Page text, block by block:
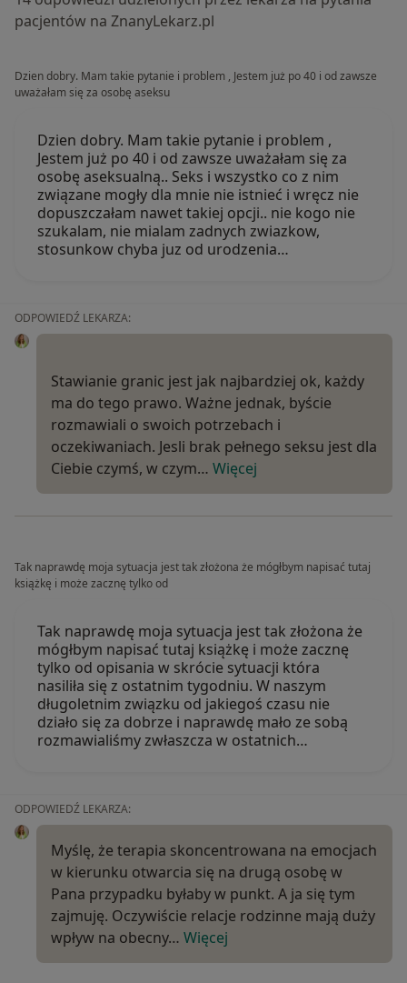
pacjentów na ZnanyLekarz.pl
Dzien dobry. Mam takie pytanie i problem , Jestem już po 40 i od zawsze
uważałam się za osobę aseksu
Dzien dobry. Mam takie pytanie i problem ,
Jestem już po 40 i od zawsze uważałam się za
osobę aseksualną.. Seks i wszystko co z nim
związane mogły dla mnie nie istnieć i wręcz nie
dopuszczałam nawet takiej opcji.. nie kogo nie
szukalam, nie mialam zadnych zwiazkow,
stosunkow chyba juz od urodzenia…
ODPOWIEDŹ LEKARZA:
Stawianie granic jest jak najbardziej ok, każdy
ma do tego prawo. Ważne jednak, byście
rozmawiali o swoich potrzebach i
oczekiwaniach. Jesli brak pełnego seksu jest dla
Ciebie czymś, w czym… Więcej
Tak naprawdę moja sytuacja jest tak złożona że mógłbym napisać tutaj
książkę i może zacznę tylko od
Tak naprawdę moja sytuacja jest tak złożona że
mógłbym napisać tutaj książkę i może zacznę
tylko od opisania w skrócie sytuacji która
nasiliła się z ostatnim tygodniu. W naszym
długoletnim związku od jakiegoś czasu nie
działo się za dobrze i naprawdę mało ze sobą
rozmawialiśmy zwłaszcza w ostatnich…
ODPOWIEDŹ LEKARZA:
Myślę, że terapia skoncentrowana na emocjach
w kierunku otwarcia się na drugą osobę w
Pana przypadku byłaby w punkt. A ja się tym
zajmuję. Oczywiście relacje rodzinne mają duży
wpływ na obecny… Więcej